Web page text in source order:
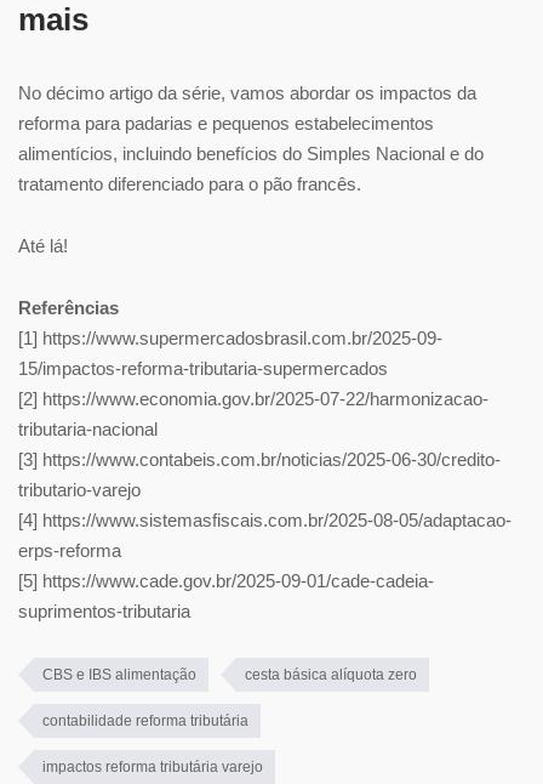
mais
No décimo artigo da série, vamos abordar os impactos da
reforma para padarias e pequenos estabelecimentos
alimentícios, incluindo benefícios do Simples Nacional e do
tratamento diferenciado para o pão francês.
Até lá!
Referências
[1] https://www.supermercadosbrasil.com.br/2025-09-
15/impactos-reforma-tributaria-supermercados
[2] https://www.economia.gov.br/2025-07-22/harmonizacao-
tributaria-nacional
[3] https://www.contabeis.com.br/noticias/2025-06-30/credito-
tributario-varejo
[4] https://www.sistemasfiscais.com.br/2025-08-05/adaptacao-
erps-reforma
[5] https://www.cade.gov.br/2025-09-01/cade-cadeia-
suprimentos-tributaria
CBS e IBS alimentação cesta básica alíquota zero
contabilidade reforma tributária
impactos reforma tributária varejo